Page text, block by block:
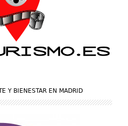
Y BIENESTAR EN MADRID